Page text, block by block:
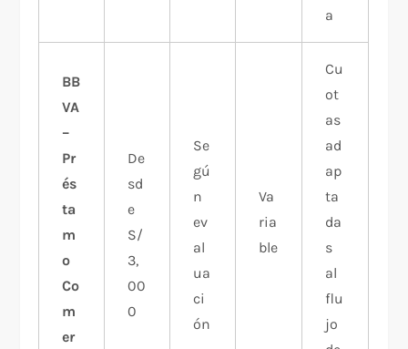
a
BB
VA
–
Pr
és
ta
m
o
Co
m
er
De
sd
e
S/
3,
00
0
Se
gú
n
ev
al
ua
ci
ón
Va
ria
ble
Cu
ot
as
ad
ap
ta
da
s
al
flu
jo